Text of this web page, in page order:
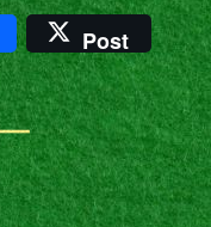
Post